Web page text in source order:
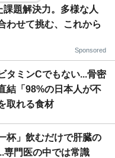
課題解決力。多様な人
わせて挑む、これから
Sponsored
タミンCでもない...骨密
結「98%の日本人が不
取れる食材
杯」飲むだけで肝臓の
専門医の中では常識